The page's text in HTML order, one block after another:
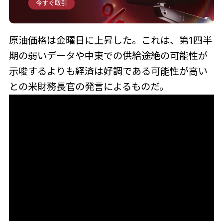
原油価格は金曜日に上昇した。これは、第1四半
期の弱いデータや中東での供給途絶の可能性が
示唆するよりも経済は好調である可能性が高い
との米財務長官の発言によるものだ。